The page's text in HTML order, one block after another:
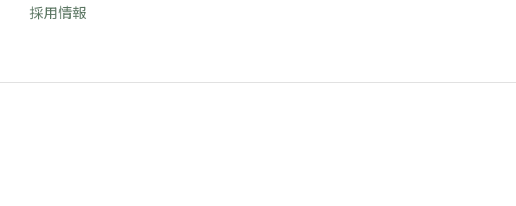
採用情報